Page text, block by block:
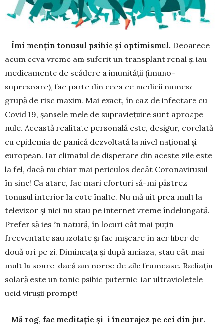
– Îmi mențin tonusul psihic și optimismul. Deoarece
acum ceva vreme am suferit un transplant renal și iau
medicamente de scădere a imunității (imuno-
supresoare), fac parte din ceea ce medicii numesc
grupă de risc maxim. Mai exact, în caz de infectare cu
Covid 19, șansele mele de supraviețuire sunt aproape
nule. Această realitate personală este, desigur, corelată
cu epidemia de panică dezvoltată la nivel național și
european. Iar climatul de dis­perare din aceste zile este
la fel, dacă nu chiar mai periculos decât Coronavirusul
în sine! Ca atare, fac mari eforturi să-mi păstrez
tonusul interior la cote înalte. Nu mă uit prea mult la
televizor și nici nu stau pe internet vreme îndelungată.
Prefer să ies în natură, în locuri cât mai puțin
frecventate sau izolate și fac mișcare în aer liber de
două ori pe zi. Dimineața și după amiaza, stau cât mai
mult la soare, dacă am noroc de zile frumoase. Ra­diația
solară este un tonic psihic puternic, iar ultravioletele
ucid virușii prompt!
– Mă rog, fac meditație și-i încu­rajez pe cei din jur.